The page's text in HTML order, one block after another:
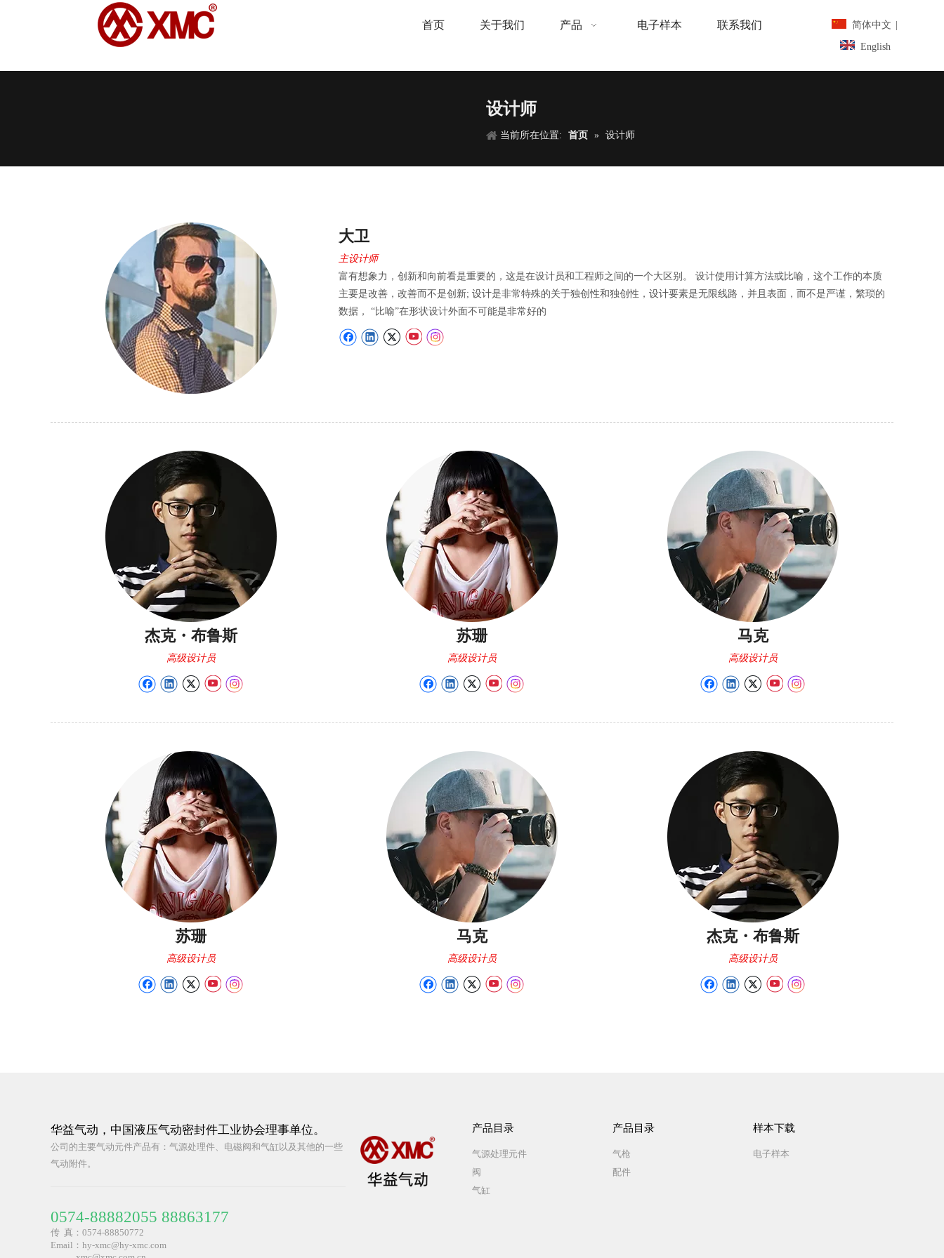
首页 关于我们 产品 电子样本 联系我们 简体中文
English
设计师
当前所在位置: 首页 » 设计师
大卫
主设计师
富有想象力，创新和向前看是重要的，这是在设计员和工程师之间的一个大区别。 设计使用计算方法或比喻，这个工作的本质
主要是改善，改善而不是创新; 设计是非常特殊的关于独创性和独创性，设计要素是无限线路，并且表面，而不是严谨，繁琐的
数据， “比喻”在形状设计外面不可能是非常好的
杰克・布鲁斯
高级设计员
苏珊
高级设计员
马克
高级设计员
苏珊
高级设计员
马克
高级设计员
杰克・布鲁斯
高级设计员
华益气动，中国液压气动密封件工业协会理事单位。
公司的主要气动元件产品有：气源处理件、电磁阀和气缸以及其他的一些
气动附件。
0574-88882055 88863177
传 真：0574-88850772
Email：hy-xmc@hy-xmc.com
产品目录
气源处理元件
阀
气缸
产品目录
气枪
配件
样本下载
电子样本